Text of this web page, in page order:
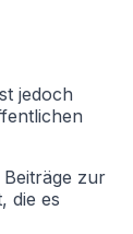
jedoch
zur
die es